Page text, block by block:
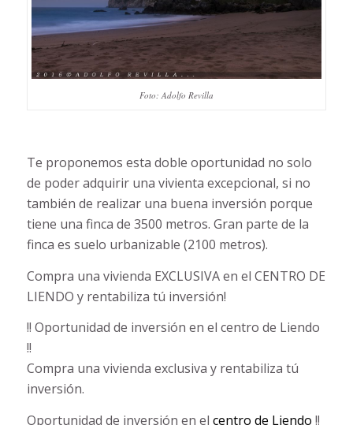
Foto: Adolfo Revilla
Te proponemos esta doble oportunidad no solo
de poder adquirir una vivienta excepcional, si no
también de realizar una buena inversión porque
tiene una finca de 3500 metros. Gran parte de la
finca es suelo urbanizable (2100 metros).
Compra una vivienda EXCLUSIVA en el CENTRO DE
LIENDO y rentabiliza tú inversión!
!! Oportunidad de inversión en el centro de Liendo
!!
Compra una vivienda exclusiva y rentabiliza tú
inversión.
Oportunidad de inversión en el centro de Liendo !!